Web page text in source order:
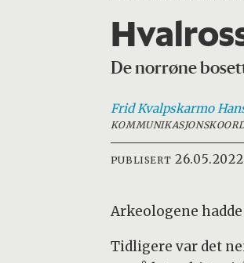
De norrøne
Frid Kvalpskarmo
PUBLISERT
Arkeologene
Tidligere var det